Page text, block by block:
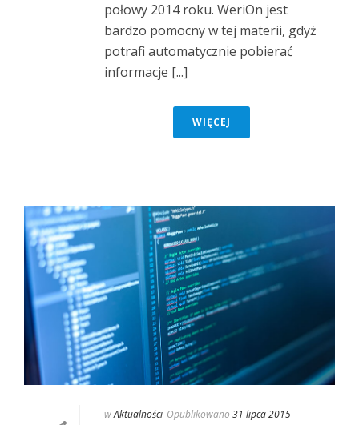
połowy 2014 roku. WeriOn jest
bardzo pomocny w tej materii, gdyż
potrafi automatycznie pobierać
informacje [...]
WIĘCEJ
wAktualności Opublikowano 31 lipca 2015